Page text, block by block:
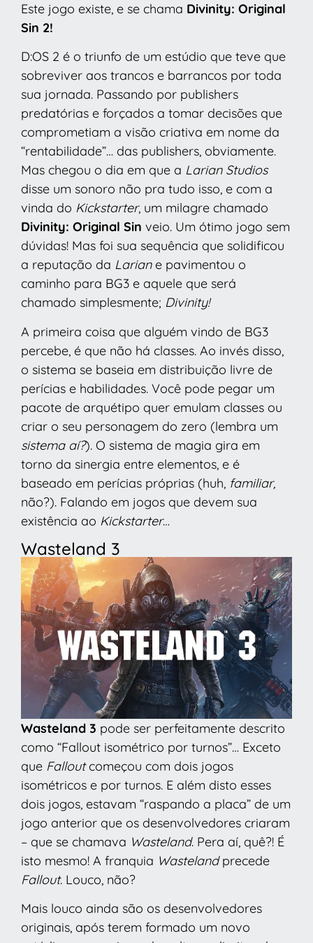
Este jogo existe, e se chama Divinity: Original
Sin 2!
D:OS 2 é o triunfo de um estúdio que teve que
sobreviver aos trancos e barrancos por toda
sua jornada. Passando por publishers
predatórias e forçados a tomar decisões que
comprometiam a visão criativa em nome da
“rentabilidade”… das publishers, obviamente.
Mas chegou o dia em que a Larian Studios
disse um sonoro não pra tudo isso, e com a
vinda do Kickstarter, um milagre chamado
Divinity: Original Sin veio. Um ótimo jogo sem
dúvidas! Mas foi sua sequência que solidificou
a reputação da Lariane pavimentou o
caminho para BG3 e aquele que será
chamado simplesmente; Divinity!
A primeira coisa que alguém vindo de BG3
percebe, é que não há classes. Ao invés disso,
o sistema se baseia em distribuição livre de
perícias e habilidades. Você pode pegar um
pacote de arquétipo quer emulam classes ou
criar o seu personagem do zero (lembra um
sistema aí?). O sistema de magia gira em
torno da sinergia entre elementos, e é
baseado em perícias próprias (huh, familiar,
não?). Falando em jogos que devem sua
existência ao Kickstarter…
Wasteland 3
Wasteland 3 pode ser perfeitamente descrito
como “Fallout isométrico por turnos”… Exceto
que Falloutcomeçou com dois jogos
isométricos e por turnos. E além disto esses
dois jogos, estavam “raspando a placa” de um
jogo anterior que os desenvolvedores criaram
– que se chamava Wasteland. Pera aí, quê?! É
isto mesmo! A franquia Wastelandprecede
Fallout. Louco, não?
Mais louco ainda são os desenvolvedores
originais, após terem formado um novo